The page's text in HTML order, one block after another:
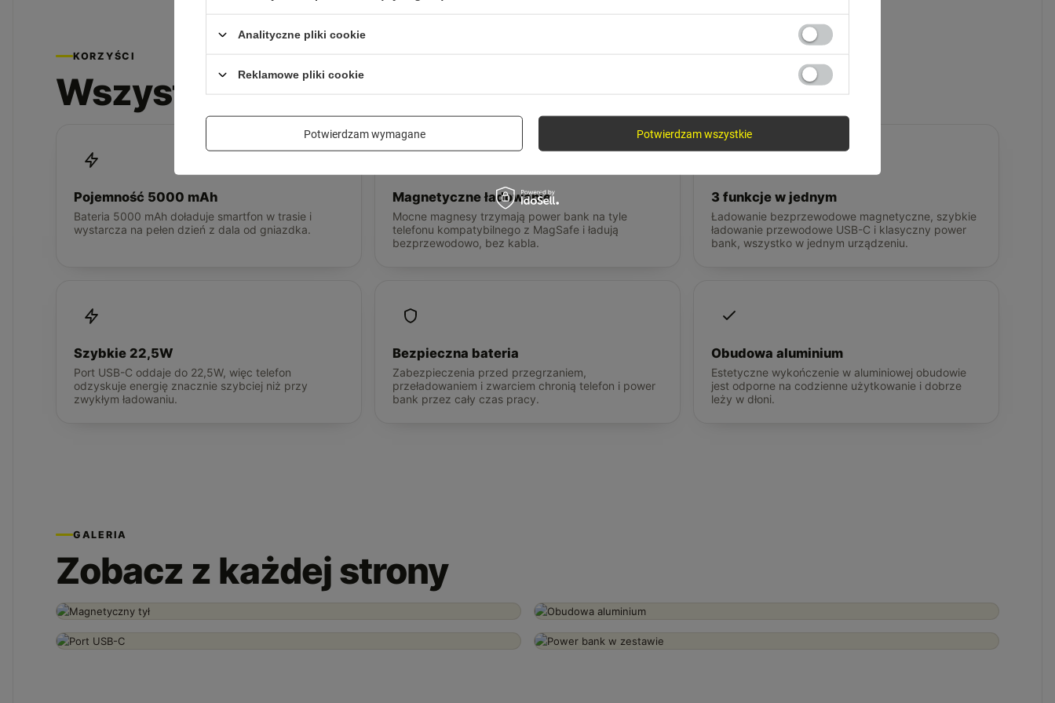
KORZYŚCI
Wszystko, czego potrzebujesz od power banku
Pojemność 5000 mAh
Bateria 5000 mAh doładuje smartfon w trasie i
wystarcza na pełen dzień z dala od gniazdka.
Magnetyczne ładowanie
Mocne magnesy trzymają power bank na tyle
telefonu kompatybilnego z MagSafe i ładują
bezprzewodowo, bez kabla.
3 funkcje w jednym
Ładowanie bezprzewodowe magnetyczne, szybkie
ładowanie przewodowe USB-C i klasyczny power
bank, wszystko w jednym urządzeniu.
Szybkie 22,5W
Port USB-C oddaje do 22,5W, więc telefon
odzyskuje energię znacznie szybciej niż przy
zwykłym ładowaniu.
Bezpieczna bateria
Zabezpieczenia przed przegrzaniem,
przeładowaniem i zwarciem chronią telefon i power
bank przez cały czas pracy.
Obudowa aluminium
Estetyczne wykończenie w aluminiowej obudowie
jest odporne na codzienne użytkowanie i dobrze
leży w dłoni.
GALERIA
Zobacz z każdej strony
Analityczne pliki cookie
Reklamowe pliki cookie
Potwierdzam wymagane Potwierdzam wszystkie